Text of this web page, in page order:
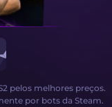
pelos melhores preços.
por bots da Steam.